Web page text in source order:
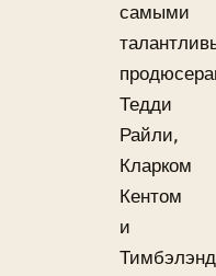
самыми
Тедди
Райли,
Кларком
Кентом
и